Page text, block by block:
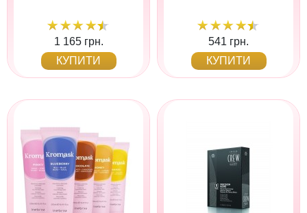
1 165 грн.
КУПИТИ
541 грн.
КУПИТИ